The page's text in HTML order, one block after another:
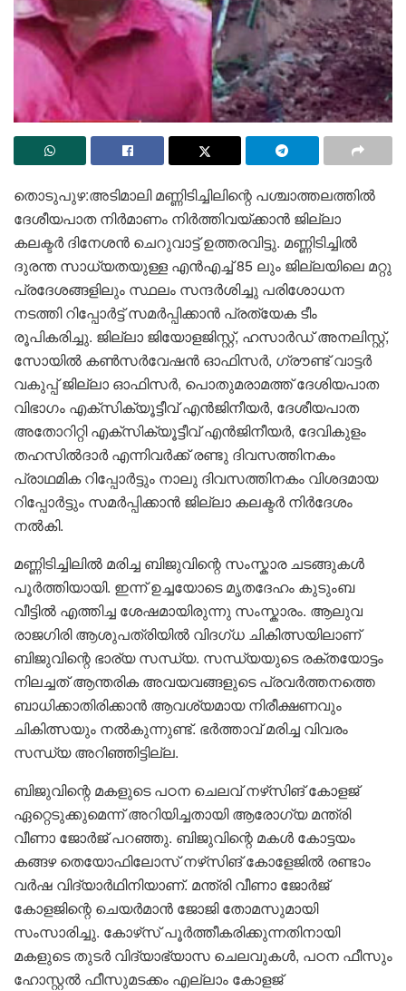
തൊടുപുഴ:അടിമാലി മണ്ണിടിച്ചിലിന്റെ പശ്ചാത്തലത്തിൽ
ദേശീയപാത നിർമാണം നിർത്തിവയ്ക്കാൻ ജില്ലാ
കലക്ടർ ദിനേശൻ ചെറുവാട്ട് ഉത്തരവിട്ടു. മണ്ണിടിച്ചിൽ
ദുരന്ത സാധ്യതയുള്ള എൻഎച്ച് 85 ലും ജില്ലയിലെ മറ്റു
പ്രദേശങ്ങളിലും സ്ഥലം സന്ദർശിച്ചു പരിശോധന
നടത്തി റിപ്പോർട്ട് സമർപ്പിക്കാൻ പ്രത്യേക ടീം
രൂപികരിച്ചു. ജില്ലാ ജിയോളജിസ്റ്റ്, ഹസാർഡ് അനലിസ്റ്റ്,
സോയിൽ കൺസർവേഷൻ ഓഫിസർ, ഗ്രൗണ്ട് വാട്ടർ
വകുപ്പ് ജില്ലാ ഓഫിസർ, പൊതുമരാമത്ത് ദേശിയപാത
വിഭാഗം എക്സിക്യൂട്ടീവ് എൻജിനീയർ, ദേശീയപാത
അതോറിറ്റി എക്സിക്യൂട്ടീവ് എൻജിനീയർ, ദേവികുളം
തഹസിൽദാർ എന്നിവർക്ക് രണ്ടു ദിവസത്തിനകം
പ്രാഥമിക റിപ്പോർട്ടും നാലു ദിവസത്തിനകം വിശദമായ
റിപ്പോർട്ടും സമർപ്പിക്കാൻ ജില്ലാ കലക്ടർ നിർദേശം
നൽകി.
മണ്ണിടിച്ചിലിൽ മരിച്ച ബിജുവിന്റെ സംസ്കാര ചടങ്ങുകൾ
പൂർത്തിയായി. ഇന്ന് ഉച്ചയോടെ മൃതദേഹം കുടുംബ
വീട്ടിൽ എത്തിച്ച ശേഷമായിരുന്നു സംസ്കാരം. ആലുവ
രാജഗിരി ആശുപത്രിയിൽ വിദഗ്ധ ചികിത്സയിലാണ്
ബിജുവിന്റെ ഭാര്യ സന്ധ്യ. സന്ധ്യയുടെ രക്തയോട്ടം
നിലച്ചത് ആന്തരിക അവയവങ്ങളുടെ പ്രവർത്തനത്തെ
ബാധിക്കാതിരിക്കാൻ ആവശ്യമായ നിരീക്ഷണവും
ചികിത്സയും നൽകുന്നുണ്ട്. ഭർത്താവ് മരിച്ച വിവരം
സന്ധ്യ അറിഞ്ഞിട്ടില്ല.
ബിജുവിന്റെ മകളുടെ പഠന ചെലവ് നഴ്‌സിങ് കോളജ്
ഏറ്റെടുക്കുമെന്ന് അറിയിച്ചതായി ആരോഗ്യ മന്ത്രി
വീണാ ജോര്‍ജ് പറഞ്ഞു. ബിജുവിന്റെ മകള്‍ കോട്ടയം
കങ്ങഴ തെയോഫിലോസ് നഴ്‌സിങ് കോളേജില്‍ രണ്ടാം
വര്‍ഷ വിദ്യാര്‍ഥിനിയാണ്. മന്ത്രി വീണാ ജോര്‍ജ്
കോളജിന്റെ ചെയര്‍മാന്‍ ജോജി തോമസുമായി
സംസാരിച്ചു. കോഴ്‌സ് പൂര്‍ത്തീകരിക്കുന്നതിനായി
മകളുടെ തുടര്‍ വിദ്യാഭ്യാസ ചെലവുകള്‍, പഠന ഫീസും
ഹോസ്റ്റല്‍ ഫീസുമടക്കം എല്ലാം കോളജ്